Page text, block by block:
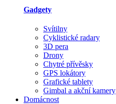
Gadgety
Svítilny
Cyklistické radary
3D pera
Drony
Chytré přívěsky
GPS lokátory
Grafické tablety
Gimbal a akční kamery
Domácnost